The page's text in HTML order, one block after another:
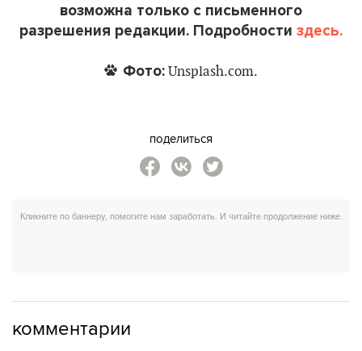
возможна только с письменного
разрешения редакции. Подробности здесь.
Фото: Unsplash.com.
поделиться
комментарии